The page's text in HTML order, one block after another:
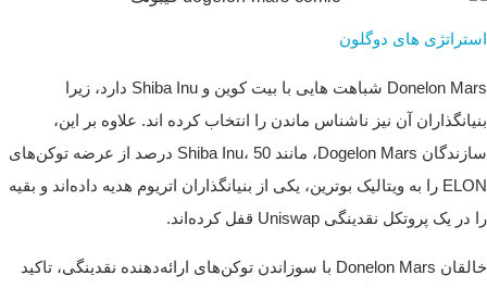
استراتژی های دوگلون
Donelon Mars شباهت هایی با بیت کوین و Shiba Inu دارد، زیرا
بنیانگذاران آن نیز ناشناس ماندن را انتخاب کرده اند. علاوه بر این،
سازندگان Dogelon Mars، مانند Shiba Inu، 50 درصد از عرضه توکن‌های
ELON را به ویتالیک بوترین، یکی از بنیانگذاران اتریوم هدیه داده‌اند و بقیه
را در یک پروتکل نقدینگی Uniswap قفل کرده‌اند.
خالقان Donelon Mars با سوزاندن توکن‌های ارائه‌دهنده نقدینگی، تاکید